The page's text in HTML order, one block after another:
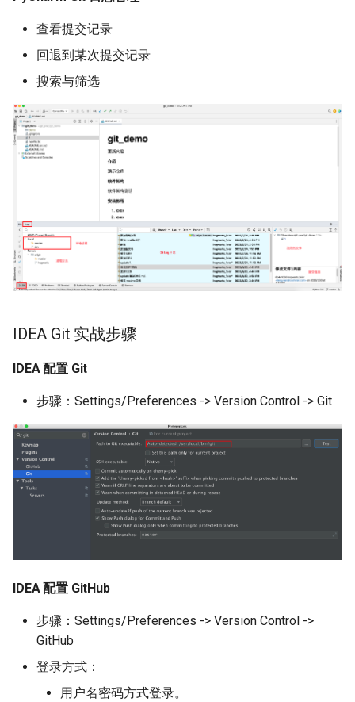
查看提交记录
回退到某次提交记录
搜索与筛选
IDEA Git 实战步骤
IDEA 配置 Git
步骤：Settings/Preferences -> Version Control -> Git
IDEA 配置 GitHub
步骤：Settings/Preferences -> Version Control ->
GitHub
登录方式：
用户名密码方式登录。